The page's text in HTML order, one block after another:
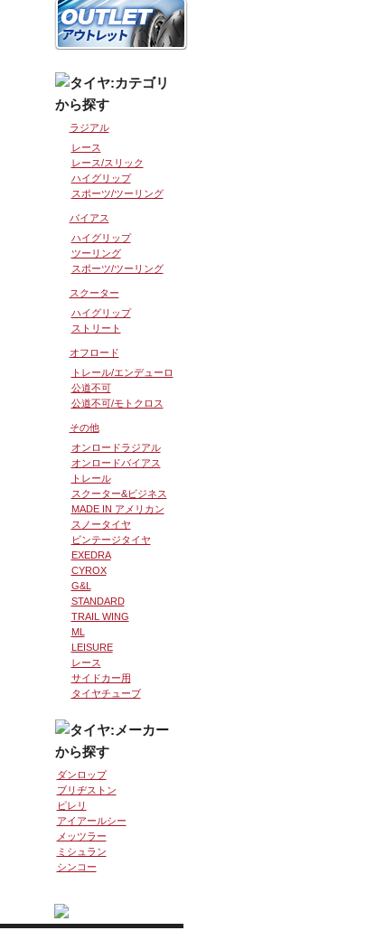
ラジアル
レース
レース/スリック
ハイグリップ
スポーツ/ツーリング
バイアス
ハイグリップ
ツーリング
スポーツ/ツーリング
スクーター
ハイグリップ
ストリート
オフロード
トレール/エンデューロ
公道不可
公道不可/モトクロス
その他
オンロードラジアル
オンロードバイアス
トレール
スクーター&ビジネス
MADE IN アメリカン
スノータイヤ
ビンテージタイヤ
EXEDRA
CYROX
G&L
STANDARD
TRAIL WING
ML
LEISURE
レース
サイドカー用
タイヤチューブ
ダンロップ
ブリヂストン
ピレリ
アイアールシー
メッツラー
ミシュラン
シンコー